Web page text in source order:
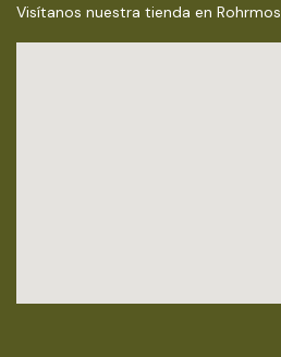
Visítanos nuestra tienda en